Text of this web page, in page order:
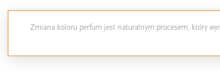
Zmiana koloru perfum jest naturalnym procesem, który